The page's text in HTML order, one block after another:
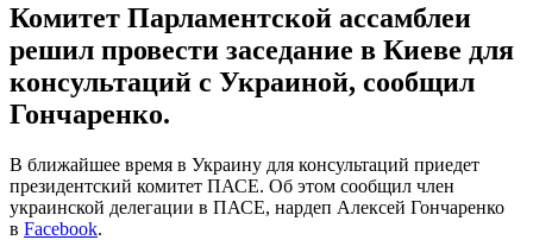
Комитет Парламентской ассамблеи
решил провести заседание в Киеве для
консультаций с Украиной, сообщил
Гончаренко.
В ближайшее время в Украину для консультаций приедет
президентский комитет ПАСЕ. Об этом сообщил член
украинской делегации в ПАСЕ, нардеп Алексей Гончаренко
в Facebook.